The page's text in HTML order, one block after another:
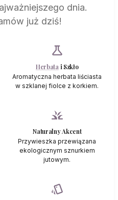
dnia.
już dziś!
science
Herbatai Szkło
Aromatyczna herbata liściasta
w szklanej fiolce z korkiem.
grass
Naturalny Akcent
Przywieszka przewiązana
ekologicznym sznurkiem
jutowym.
style